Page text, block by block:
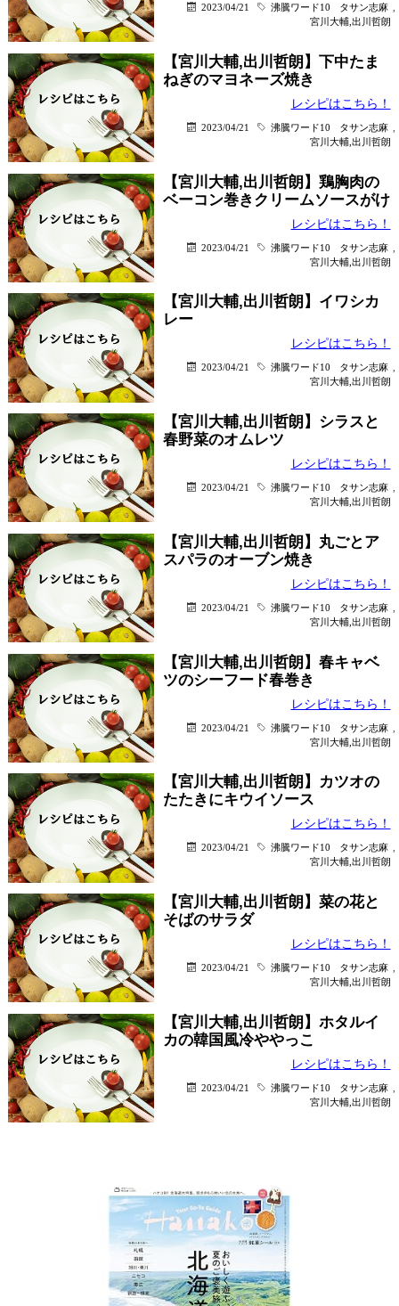
2023/04/21 沸騰ワード10 タサン志麻
宮川大輔,出川哲朗
【宮川大輔,出川哲朗】下中たま
ねぎのマヨネーズ焼き
レシピはこちら！
2023/04/21 沸騰ワード10 タサン志麻
宮川大輔,出川哲朗
【宮川大輔,出川哲朗】鶏胸肉の
ベーコン巻きクリームソースがけ
レシピはこちら！
2023/04/21 沸騰ワード10 タサン志麻
宮川大輔,出川哲朗
【宮川大輔,出川哲朗】イワシカ
レー
レシピはこちら！
2023/04/21 沸騰ワード10 タサン志麻
宮川大輔,出川哲朗
【宮川大輔,出川哲朗】シラスと
春野菜のオムレツ
レシピはこちら！
2023/04/21 沸騰ワード10 タサン志麻
宮川大輔,出川哲朗
【宮川大輔,出川哲朗】丸ごとア
スパラのオーブン焼き
レシピはこちら！
2023/04/21 沸騰ワード10 タサン志麻
宮川大輔,出川哲朗
【宮川大輔,出川哲朗】春キャベ
ツのシーフード春巻き
レシピはこちら！
2023/04/21 沸騰ワード10 タサン志麻
宮川大輔,出川哲朗
【宮川大輔,出川哲朗】カツオの
たたきにキウイソース
レシピはこちら！
2023/04/21 沸騰ワード10 タサン志麻
宮川大輔,出川哲朗
【宮川大輔,出川哲朗】菜の花と
そばのサラダ
レシピはこちら！
2023/04/21 沸騰ワード10 タサン志麻
宮川大輔,出川哲朗
【宮川大輔,出川哲朗】ホタルイ
カの韓国風冷ややっこ
レシピはこちら！
2023/04/21 沸騰ワード10 タサン志麻
宮川大輔,出川哲朗